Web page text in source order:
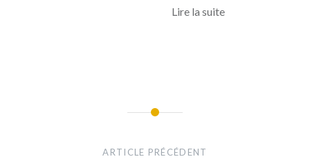
Lire la suite
ARTICLE PRÉCÉDENT